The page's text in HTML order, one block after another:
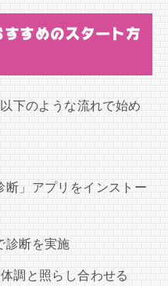
すめのスタート方
下のような流れで始め
断」アプリをインストー
診断を実施
調と照らし合わせる